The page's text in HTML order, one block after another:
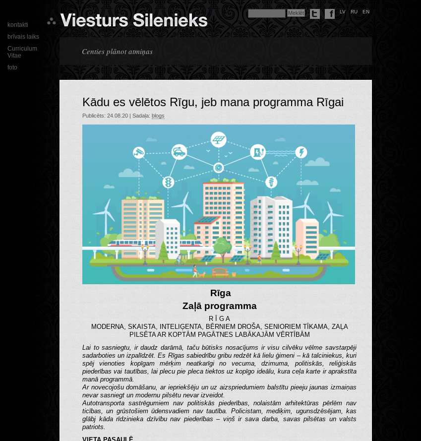
LV RU EN
Centies plānot atmiņas
kontakti
brīvais laiks
Curriculum
Vitae
foto
Kādu es vēlētos Rīgu, jeb mana programma Rīgai
Publicēts: 24.08.20 | Sadaļa: blogs
Rīga
Zaļā programma
R Ī G A
MODERNA, SKAISTA, INTELIĢENTA, BĒRNIEM DROŠA, SENIORIEM TĪKAMA, ZAĻA
PILSĒTA AR KOPTĀM PAGĀTNES LABĀKAJĀM VĒRTĪBĀM
Lai to sasniegtu, ir daudz darāmā, taču būtisks nosacījums ir visu cilvēku vēlme savstarpēji
sadarboties un izpalīdzēt. Es Rīgas sabiedrību gribu redzēt kā lielu ģimeni – kā talciniekus, kuri
spēj vienoties kopīgam mērķim neatkarīgi no vecuma, dzimuma, politiskās, reliģiskās
piederības vai tautības, lai plecu pie pleca tiektos uz kopīgo ideālu, kura ceļa karte ir aprakstīta
manā programmā.
Ar novecojošu domāšanu, ar iepriekšēju un uz aizspriedumiem balstītu pieeju jaunas izmaiņas
nevar sasniegt un modernu pilsētu nevar izveidot.
Autotransporta sastrēgumiem nav politiskās piederības, nolaistām arhitektūras pērlēm nav
ticības, un grūstošiem ūdensvadiem nav tautība. Policistam, mediķim, ugunsdzēsējam, kas
glābj kāda rīdzinieka dzīvību nav piederības – viņš ir sava darba, savas pilsētas un valsts
patriots.